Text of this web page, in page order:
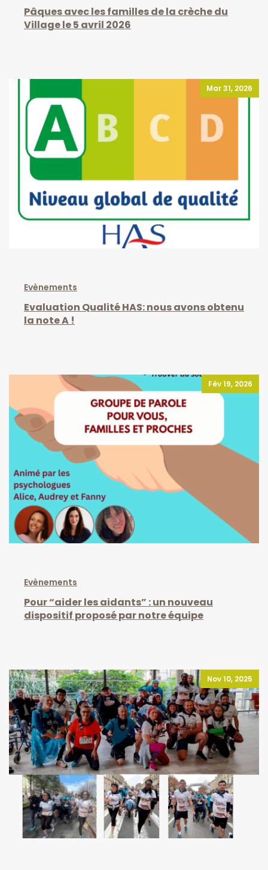
Pâques avec les familles de la crèche du
Village le 5 avril 2026
Mar 31, 2026
Evènements
Evaluation Qualité HAS: nous avons obtenu
la note A !
Fév 19, 2026
Evènements
Pour “aider les aidants” : un nouveau
dispositif proposé par notre équipe
Nov 10, 2025